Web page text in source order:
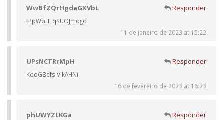
WwBfZQrHgdaGXVbL Responder
tPpWbHLqSUOJmogd
11 de janeiro de 2023 at 15:22
UPsNCTRrMpH Responder
KdoGBefsjVlkAHNi
16 de fevereiro de 2023 at 16:23
phUWYZLKGa Responder